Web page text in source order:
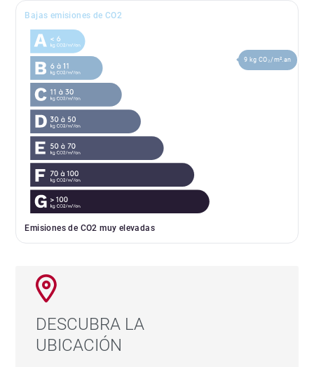
Bajas emisiones de CO2
Emisiones de CO2 muy elevadas
9 kg CO₂/m².an
DESCUBRA LA
UBICACIÓN